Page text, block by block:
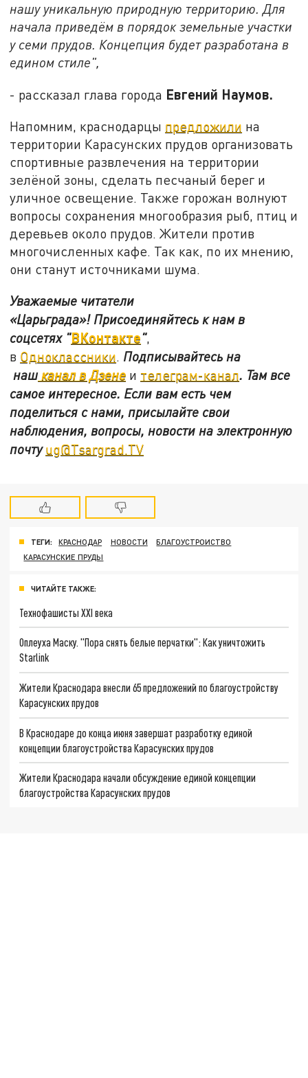
нашу уникальную природную территорию. Для
начала приведём в порядок земельные участки
у семи прудов. Концепция будет разработана в
едином стиле",
- рассказал глава города Евгений Наумов.
Напомним, краснодарцы предложили на
территории Карасунских прудов организовать
спортивные развлечения на территории
зелёной зоны, сделать песчаный берег и
уличное освещение. Также горожан волнуют
вопросы сохранения многообразия рыб, птиц и
деревьев около прудов. Жители против
многочисленных кафе. Так как, по их мнению,
они станут источниками шума.
Уважаемые читатели
«Царьграда»! Присоединяйтесь к нам в
соцсетях "ВКонтакте",
в Одноклассники. Подписывайтесь на
нашканал в Дзене и телеграм-канал. Там все
самое интересное. Если вам есть чем
поделиться с нами, присылайте свои
наблюдения, вопросы, новости на электронную
почтуug@Tsargrad.TV
ТЕГИ: КРАСНОДАР НОВОСТИ
БЛАГОУСТРОИСТВО
КАРАСУНСКИЕ ПРУДЫ
ЧИТАЙТЕ ТАКЖЕ:
Технофашисты XXI века
Оплеуха Маску. "Пора снять белые перчатки": Как уничтожить
Starlink
Жители Краснодара внесли 65 предложений по благоустройству
Карасунских прудов
В Краснодаре до конца июня завершат разработку единой
концепции благоустройства Карасунских прудов
Жители Краснодара начали обсуждение единой концепции
благоустройства Карасунских прудов